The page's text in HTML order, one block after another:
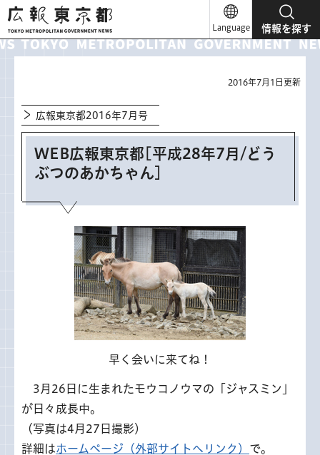
広報東京都
Language 情報を探す
2016年7月1日更新
広報東京都2016年7月号
WEB広報東京都[平成28年7月/どう
ぶつのあかちゃん]
早く会いに来てね！
3 月26日に生まれたモウコノウマの「ジャスミン」
が日々成長中。
（写真は4月27日撮影）
詳細はホームページ（外部サイトへリンク） で。